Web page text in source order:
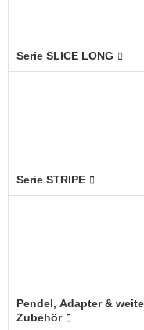
Serie SLICE LONG
Serie STRIPE
Pendel, Adapter &
Zubehör